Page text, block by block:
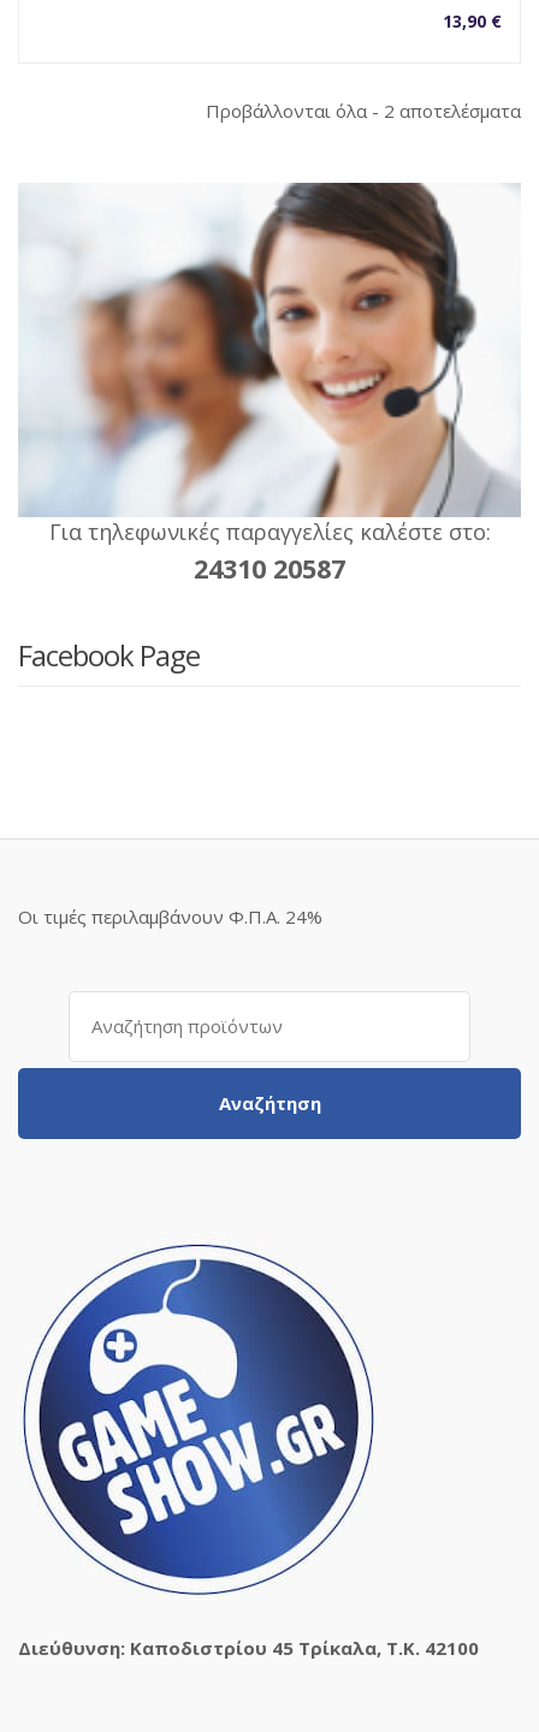
13,90 €
Προβάλλονται όλα - 2 αποτελέσματα
Για τηλεφωνικές παραγγελίες καλέστε στο:
24310 20587
Facebook Page
Οι τιμές περιλαμβάνουν Φ.Π.Α. 24%
Αναζήτηση
Αναζήτηση
Διεύθυνση: Καποδιστρίου 45 Τρίκαλα, Τ.Κ. 42100